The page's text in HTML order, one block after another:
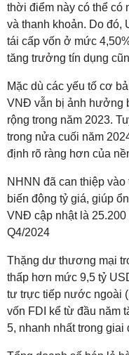
thời điểm này có thể có
và thanh khoản. Do đó,
tái cấp vốn ở mức
tăng trưởng tín dụng
Mặc dù các yếu tố cơ
VNĐ vẫn bị ảnh hưởng
rộng trong năm 2023.
trong nửa cuối năm
định rõ ràng hơn của
NHNN đã can thiệp
biến động tỷ giá, giúp
VNĐ cập nhật là 25.200
Q4/2024
Thặng dư thương mại
thấp hơn mức 9,5 tỷ
tư trực tiếp nước ngoài
vốn FDI kể từ đầu năm
5, nhanh nhất trong giai